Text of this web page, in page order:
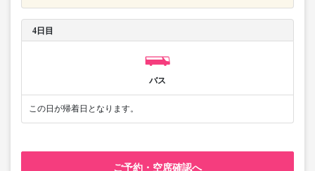
4日目
バス
この日が帰着日となります。
ご予約・空席確認へ